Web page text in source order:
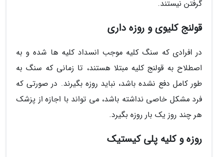
گرفتن نیستند.
قولنج کلیوی و روزه داری
در افرادی که سنگ کلیه موجب انسداد کلیه ها شده و به
اصطلاح به قولنج کلیه مبتلا هستند، تا زمانی که سنگ به
طور کامل دفع نشده باشد، نباید روزه بگیرند. در صورتی که
فرد مشکل خاصی نداشته باشد، می تواند با اجازه از پزشک
هر چند روز یک بار روزه بگیرد.
روزه و کلیه پلی کیستیک